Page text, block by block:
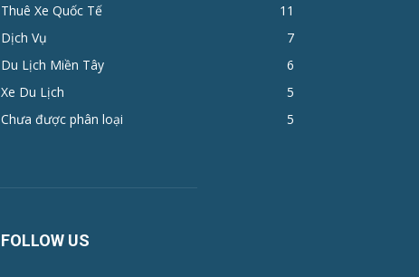
Thuê Xe Quốc Tế
11
Dịch Vụ
7
Du Lịch Miền Tây
6
Xe Du Lịch
5
Chưa được phân loại
5
FOLLOW US